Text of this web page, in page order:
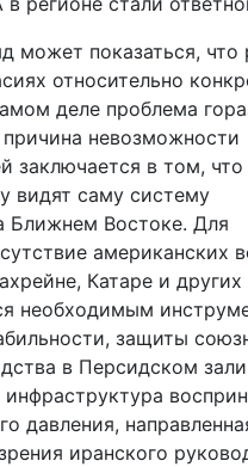
может показаться, что
относительно
деле проблема
причина невозможности
заключается в том,
видят саму систему
Ближнем Востоке. Для
американских
Катаре и других
необходимым
защиты
в Персидском
инфраструктура
давления,
иранского